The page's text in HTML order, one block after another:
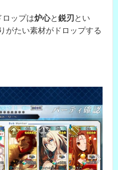
ロップは炉心と鋭刃 とい
がたい素材がドロップする